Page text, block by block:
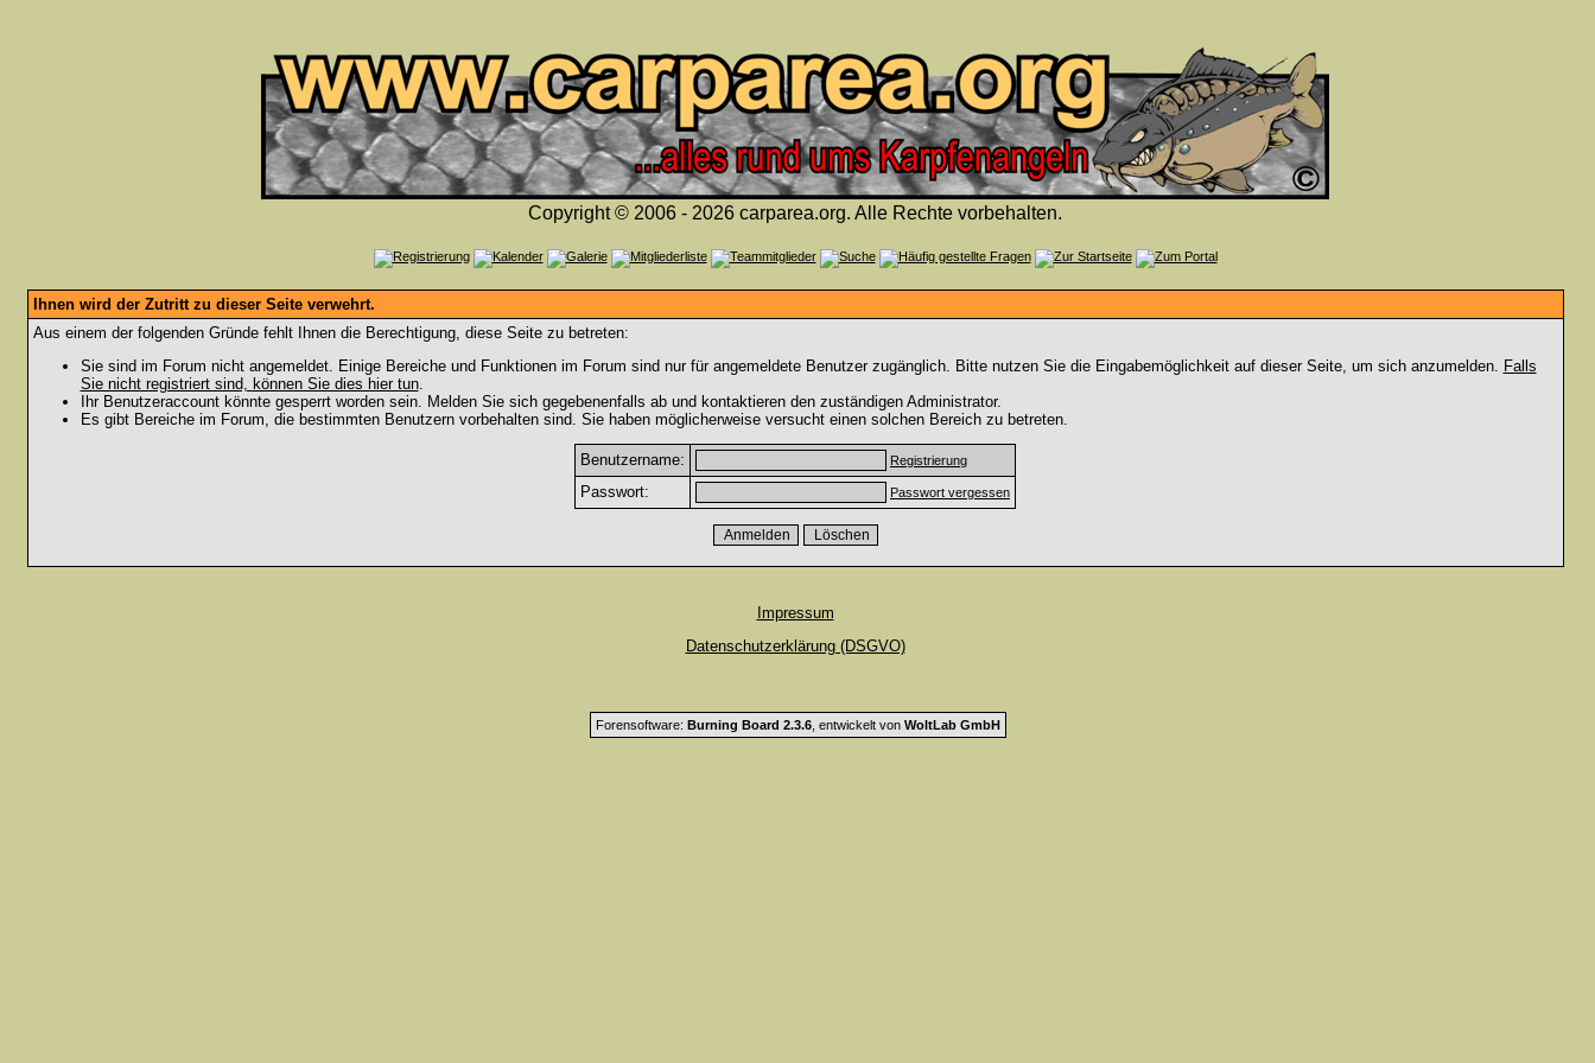
Copyright © 2006 - 2026 carparea.org. Alle Rechte vorbehalten.
Ihnen wird der Zutritt zu dieser Seite verwehrt.
Aus einem der folgenden Gründe fehlt Ihnen die Berechtigung, diese Seite zu betreten:
Sie sind im Forum nicht angemeldet. Einige Bereiche und Funktionen im Forum sind nur für angemeldete Benutzer zugänglich. Bitte nutzen Sie die Eingabemöglichkeit auf dieser Seite, um sich anzumelden. Falls
Sie nicht registriert sind, können Sie dies hier tun.
Ihr Benutzeraccount könnte gesperrt worden sein. Melden Sie sich gegebenenfalls ab und kontaktieren den zuständigen Administrator.
Es gibt Bereiche im Forum, die bestimmten Benutzern vorbehalten sind. Sie haben möglicherweise versucht einen solchen Bereich zu betreten.
Benutzername: Registrierung
Passwort: Passwort vergessen
Impressum
Datenschutzerklärung (DSGVO)
Forensoftware: Burning Board 2.3.6, entwickelt von WoltLab GmbH